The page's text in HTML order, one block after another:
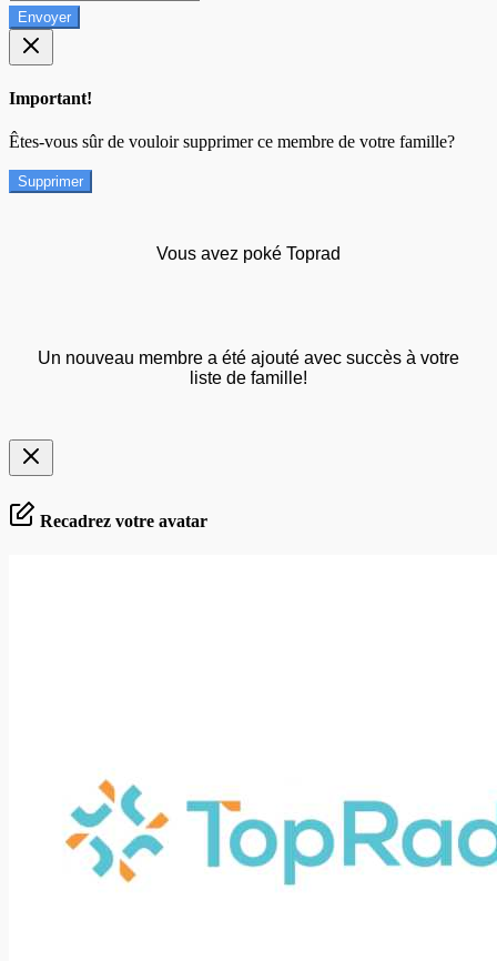
Envoyer
Important!
Êtes-vous sûr de vouloir supprimer ce membre de votre famille?
Supprimer
Vous avez poké Toprad
Un nouveau membre a été ajouté avec succès à votre
liste de famille!
Recadrez votre avatar